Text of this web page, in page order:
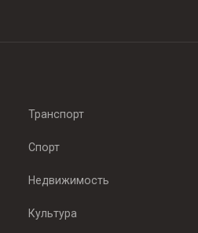
Транспорт
Спорт
Недвижимость
Культура